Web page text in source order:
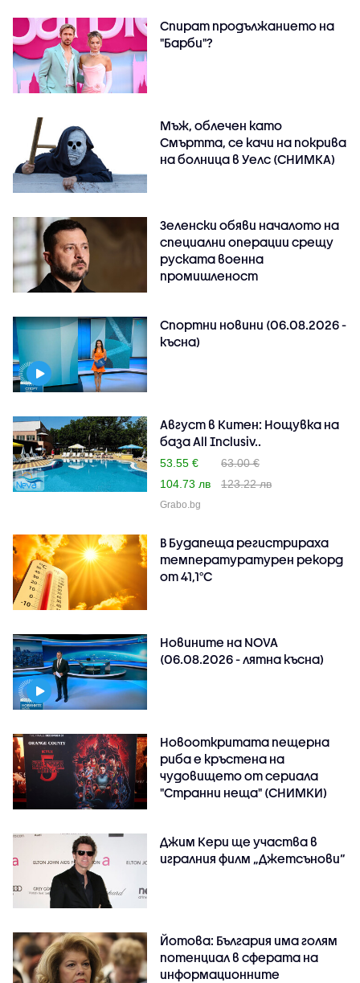
Спират продължанието на
"Барби"?
Мъж, облечен като
Смъртта, се качи на покрива
на болница в Уелс (СНИМКА)
Зеленски обяви началото на
специални операции срещу
руската военна
промишленост
Спортни новини (06.08.2026 -
късна)
Август в Китен: Нощувка на
база All Inclusiv..
53.55 €
63.00 €
104.73 лв
123.22 лв
Grabo.bg
В Будапеща регистрираха
температуратурен рекорд
от 41,1°C
Новините на NOVA
(06.08.2026 - лятна късна)
Новооткритата пещерна
риба е кръстена на
чудовището от сериала
"Странни неща" (СНИМКИ)
Джим Кери ще участва в
игралния филм „Джетсънови“
Йотова: България има голям
потенциал в сферата на
информационните